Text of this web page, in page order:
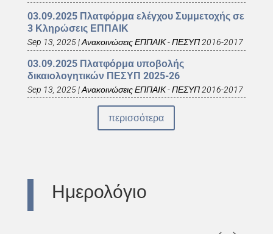
03.09.2025 Πλατφόρμα ελέγχου Συμμετοχής σε
3 Κληρώσεις ΕΠΠΑΙΚ
Sep 13, 2025|Ανακοινώσεις ΕΠΠΑΙΚ - ΠΕΣΥΠ 2016-2017
03.09.2025 Πλατφόρμα υποβολής
δικαιολογητικών ΠΕΣΥΠ 2025-26
Sep 13, 2025|Ανακοινώσεις ΕΠΠΑΙΚ - ΠΕΣΥΠ 2016-2017
περισσότερα
Ημερολόγιο